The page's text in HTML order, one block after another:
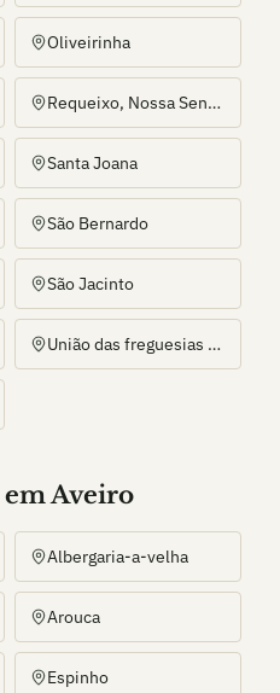
Oliveirinha
Requeixo, Nossa Senhora de Fátima e Nariz
Santa Joana
São Bernardo
São Jacinto
União das freguesias de Glória e Vera Cruz
em Aveiro
Albergaria-a-velha
Arouca
Espinho